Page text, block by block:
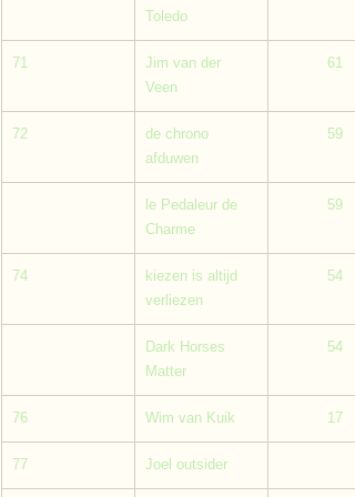
Toledo
71
Jim van der
Veen
61
72
de chrono
afduwen
59
le Pedaleur de
Charme
59
74
kiezen is altijd
verliezen
54
Dark Horses
Matter
54
76 Wim van Kuik 17
77 Joel outsider